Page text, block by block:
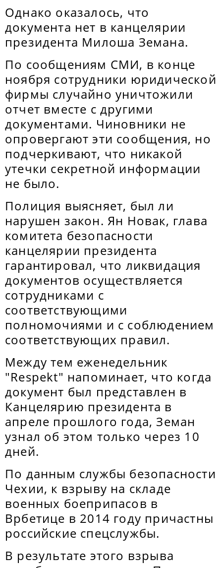
Однако оказалось, что
документа нет в канцелярии
президента Милоша Земана.
По сообщениям СМИ, в конце
ноября сотрудники юридической
фирмы случайно уничтожили
отчет вместе с другими
документами. Чиновники не
опровергают эти сообщения, но
подчеркивают, что никакой
утечки секретной информации
не было.
Полиция выясняет, был ли
нарушен закон. Ян Новак, глава
комитета безопасности
канцелярии президента
гарантировал, что ликвидация
документов осуществляется
сотрудниками с
соответствующими
полномочиями и с соблюдением
соответствующих правил.
Между тем еженедельник
"Respekt" напоминает, что когда
документ был представлен в
Канцелярию президента в
апреле прошлого года, Земан
узнал об этом только через 10
дней.
По данным службы безопасности
Чехии, к взрыву на складе
военных боеприпасов в
Врбетице в 2014 году причастны
российские спецслужбы.
В результате этого взрыва